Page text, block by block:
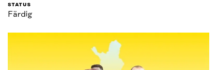
STATUS
Färdig